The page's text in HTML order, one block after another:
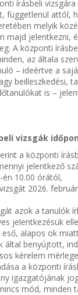
írásbeli vizsgára
függetlenül attól,
melyik
majd jelentkezni,
A központi
az általa
– ideértve a
beilleszkedési,
is –
vizsgák
a központi
jelentkező
én 10.00 órától,
2026.
azok a tanulók
jelentkezésük
eső, alapos ok
által benyújtott,
kérelem
a központi
igazgatójának
mód, minden